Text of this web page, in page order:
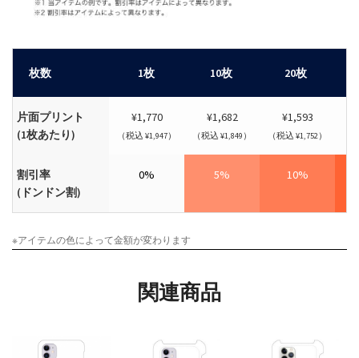
枚数 1枚 10枚 20枚
片面プリント
(1枚あたり)
¥1,770
（税込 ¥1,947）
¥1,682
（税込 ¥1,849）
¥1,593
（税込 ¥1,752）
割引率
(ドンドン割)
0% 5% 10%
※アイテムの色によって金額が変わります
関連商品